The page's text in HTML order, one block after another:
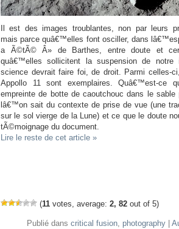
Il est des images troublantes, non par leurs
mais parce quâ€™elles font osciller, dans
a Ã©tÃ© Â» de Barthes, entre doute et
quâ€™elles sollicitent la suspension de
science devrait faire foi, de droit. Parmi celles-
Appollo 11 sont exemplaires. Quâ€™est-ce
empreinte de botte de caoutchouc dans le
lâ€™on sait du contexte de prise de vue (une
sur le sol vierge de la Lune) et ce que le doute
tÃ©moignage du document.
Lire le reste de cet article »
(11 votes, average: 2, 82 out of 5)
Publié dans critical fusion, photography|